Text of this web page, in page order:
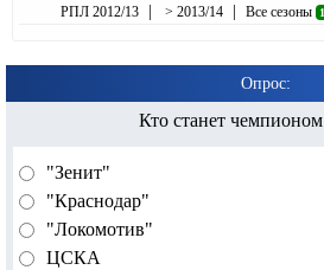
РПЛ 2012/13 | > 2013/14 | Все сезоны
Опрос:
Кто станет
"Зенит"
"Краснодар"
"Локомотив"
ЦСКА